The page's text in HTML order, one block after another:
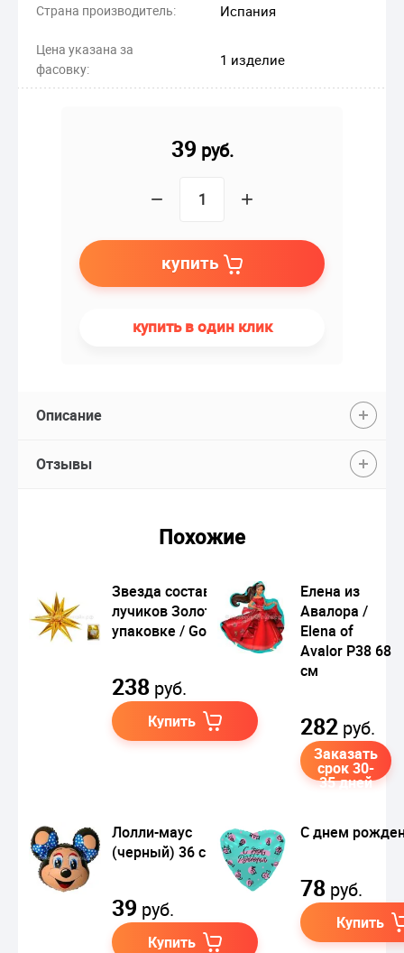
Страна производитель: Испания
Цена указана за
фасовку:
1 изделие
39 руб.
− +
купить
купить в один клик
Описание
Отзывы
Похожие
Звезда составная 12
лучиков Золото в
упаковке / Gold
238 руб.
Купить
Елена из
Авалора /
Elena of
Avalor P38 68
см
282 руб.
Заказать
срок 30-
35 дней
Лолли-маус
(черный) 36 см
39 руб.
Купить
С днем
78 руб.
Купить